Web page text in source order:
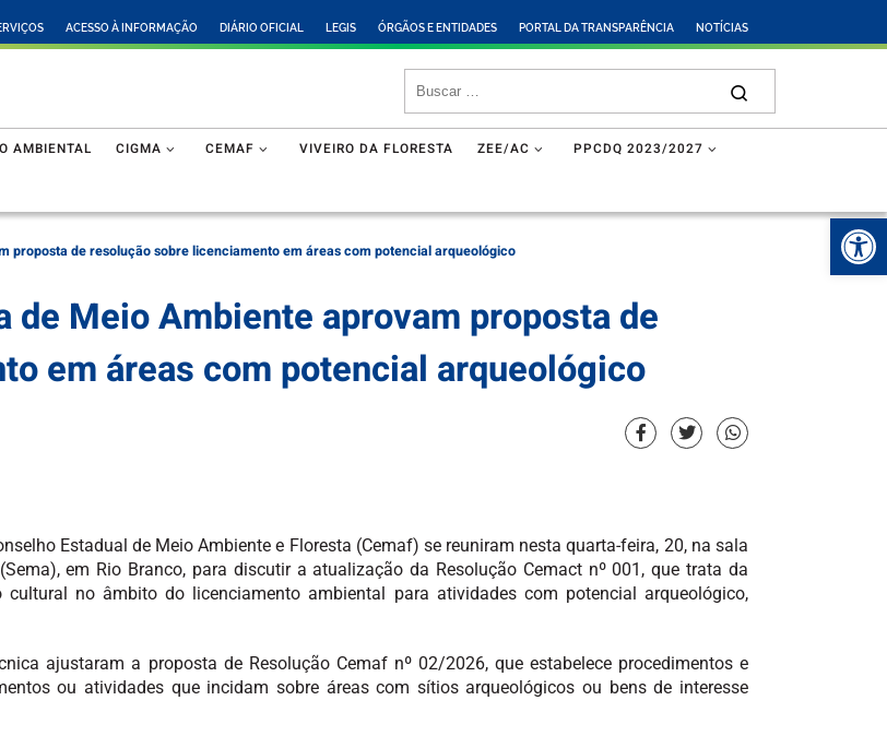
ACESSO À INFORMAÇÃO DIÁRIO OFICIAL LEGIS ÓRGÃOS E ENTIDADES PORTAL DA TRANSPARÊNCIA NOTÍCIAS
AMBIENTAL CIGMA CEMAF VIVEIRO DA FLORESTA ZEE/AC PPCDQ 2023/2027
proposta de resolução sobre licenciamento em áreas com potencial arqueológico
de Meio Ambiente aprovam proposta de
em áreas com potencial arqueológico
Estadual de Meio Ambiente e Floresta (Cemaf) se reuniram nesta quarta-feira, 20, na sala
em Rio Branco, para discutir a atualização da Resolução Cemact nº 001, que trata da
no âmbito do licenciamento ambiental para atividades com potencial arqueológico,
ajustaram a proposta de Resolução Cemaf nº 02/2026, que estabelece procedimentos e
ou atividades que incidam sobre áreas com sítios arqueológicos ou bens de interesse